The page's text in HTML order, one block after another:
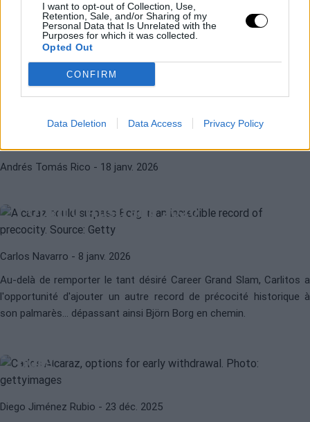
I want to opt-out of Collection, Use,
Retention, Sale, and/or Sharing of my
Personal Data that Is Unrelated with the
Purposes for which it was collected.
Opted Out
CONFIRM
Data Deletion Data Access Privacy Policy
seul Borg le dépasse
Andrés Tomás Rico- 23 janv. 2026
CARLOS ALCARAZ
Le fait confirmant l'invincibilité
d'Alcaraz aux premiers tours du
Grand Chelem qui le met à égalité
avec Nadal, Borg et Ashe
Andrés Tomás Rico - 18 janv. 2026
CARLOS ALCARAZOPEN DE AUSTRALIA 2026
Alcaraz et la possibilité de battre un
l'Open d'Australie 2026
Carlos Navarro - 8 janv. 2026
Au-delà de remporter le tant désiré Career Grand Slam, Carlitos a
l'opportunité d'ajouter un autre record de précocité historique à
son palmarès... dépassant ainsi Björn Borg en chemin.
CARLOS ALCARAZATP
Je crains qu'Alcaraz ne se retire du
Borg
Diego Jiménez Rubio - 23 déc. 2025